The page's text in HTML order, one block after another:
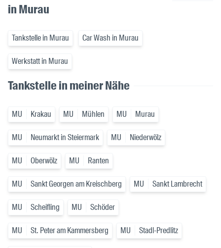
in Murau
Tankstelle in Murau Car Wash in Murau
Werkstatt in Murau
Tankstelle in meiner Nähe
MU Krakau MU Mühlen MU Murau
MU Neumarkt in Steiermark MU Niederwölz
MU Oberwölz MU Ranten
MU Sankt Georgen am Kreischberg MU Sankt Lambrecht
MU Scheifling MU Schöder
MU St. Peter am Kammersberg MU Stadl-Predlitz